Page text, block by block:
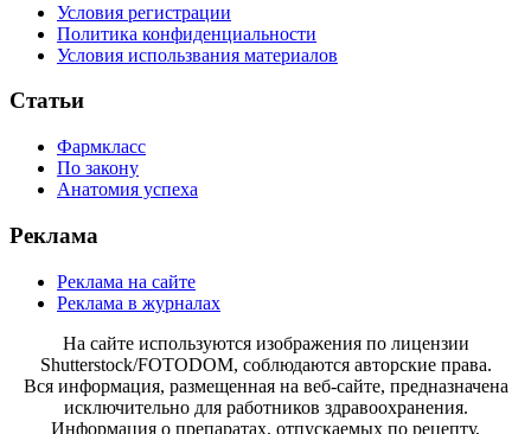
Условия регистрации
Политика конфиденциальности
Условия использвания материалов
Статьи
Фармкласс
По закону
Анатомия успеха
Реклама
Реклама на сайте
Реклама в журналах
На сайте используются изображения по лицензии
Shutterstock/FOTODOM, соблюдаются авторские права.
Вся информация, размещенная на веб-сайте, предназначена
исключительно для работников здравоохранения.
Информация о препаратах, отпускаемых по рецепту,